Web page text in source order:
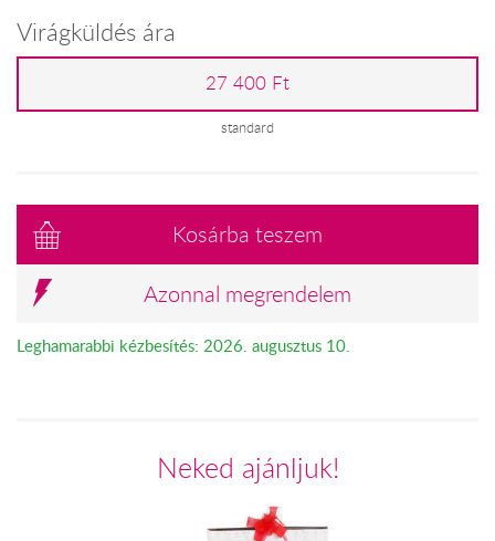
Virágküldés ára
27 400 Ft
standard
Kosárba teszem
Azonnal megrendelem
Leghamarabbi kézbesítés: 2026. augusztus 10.
Neked ajánljuk!